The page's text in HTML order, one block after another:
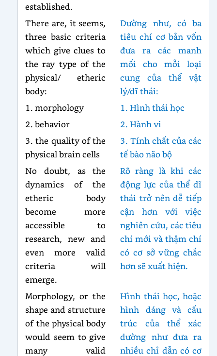
established.
There are, it seems,
three basic criteria
which give clues to
the ray type of the
physical/ etheric
body:
Dường như, có ba
tiêu chí cơ bản vốn
đưa ra các manh
mối cho mỗi loại
cung của thể vật
lý/dĩ thái:
1. morphology
1. Hình thái học
2. behavior
2. Hành vi
3. the quality of the
physical brain cells
3. Tính chất của các
tế bào não bộ
No doubt, as the
dynamics of the
etheric body
become more
accessible to
research, new and
even more valid
criteria will
emerge.
Rõ ràng là khi các
động lực của thể dĩ
thái trở nên dễ tiếp
cận hơn với việc
nghiên cứu, các tiêu
chí mới và thậm chí
có cơ sở vững chắc
hơn sẽ xuất hiện.
Morphology, or the
shape and structure
of the physical body
would seem to give
many valid
Hình thái học, hoặc
hình dáng và cấu
trúc của thể xác
dường như đưa ra
nhiều chỉ dẫn có cơ